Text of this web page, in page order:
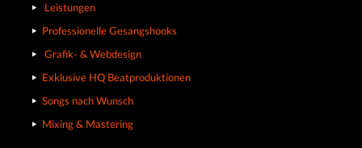
Leistungen
Professionelle Gesangshooks
Grafik- & Webdesign
Exklusive HQ Beatproduktionen
Songs nach Wunsch
Mixing & Mastering